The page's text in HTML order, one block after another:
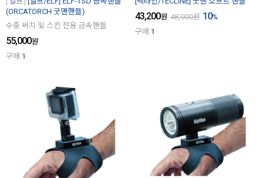
(ORCATORCH 굿맨핸들)
수중 써치 및 스킨 전용 금속핸들
55,000원
구매 1
43,200원 48,000원 10%
구매 1